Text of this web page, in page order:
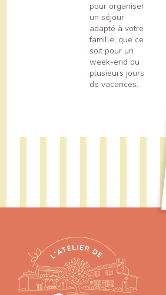
pour organiser
un séjour
adapté à votre
famille, que ce
soit pour un
week-end ou
plusieurs jours
de vacances.